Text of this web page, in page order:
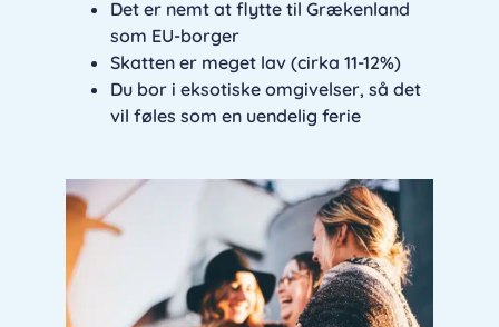
Det er nemt at flytte til Grækenland
som EU-borger
Skatten er meget lav (cirka 11-12%)
Du bor i eksotiske omgivelser, så det
vil føles som en uendelig ferie